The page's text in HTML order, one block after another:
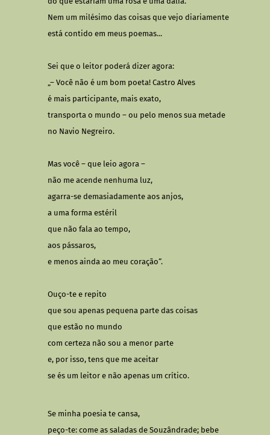
Nem um milésimo das coisas que vejo diariamente
está contido em meus poemas...
Sei que o leitor poderá dizer agora:
„– Você não é um bom poeta!Castro Alves
é mais participante, mais exato,
transporta o mundo – ou pelo menos sua metade
no Navio Negreiro.
Mas você – que leio agora–
não me acende nenhuma luz,
agarra-se demasiadamente aos anjos,
a uma forma estéril
que não fala ao tempo,
aos pássaros,
e menos ainda ao meu coração“.
Ouço-te e repito
que sou apenas pequena parte das coisas
que estão no mundo
com certeza não sou a menor parte
e, por isso, tens que me aceitar
se és um leitor e não apenas um crítico.
Se minha poesia te cansa,
peço-te: come as saladas de Souzândrade; bebe